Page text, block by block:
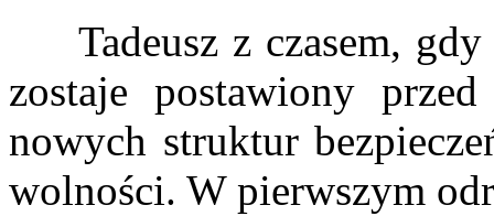
Tadeusz z czasem, gdy
zostaje postawiony
nowych struktur
wolności. W pierwszym